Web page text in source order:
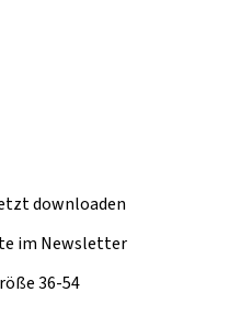
downloaden
im Newsletter
36-54